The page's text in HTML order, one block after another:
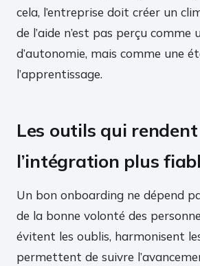
cela, l’entreprise doit créer un
de l’aide n’est pas perçu comme
d’autonomie, mais comme une
l’apprentissage.
Les outils qui rendent
l’intégration plus
Un bon onboarding ne dépend
de la bonne volonté des
évitent les oublis, harmonisent
permettent de suivre